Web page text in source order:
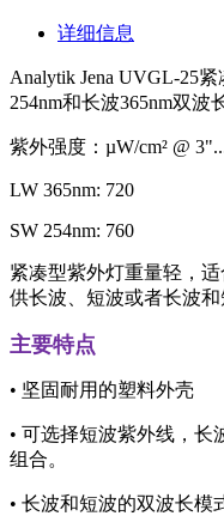
详细信息
Analytik Jena UVGL-25
254nm和长波365nm双波
紫外强度：µW/cm² @
LW 365nm: 720
SW 254nm: 760
紧凑型紫外灯重量轻，
供长波、短波或者长波和
主要特点
• 坚固耐用的塑料外壳
• 可选择短波紫外线，
组合。
• 长波和短波的双波长